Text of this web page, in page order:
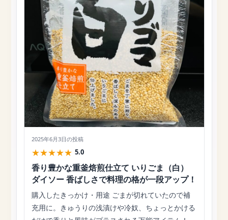
2025年6月3日の投稿
★★★★★ 5.0
香り豊かな重釜焙煎仕立て いりごま（白）
ダイソー 香ばしさで料理の格が一段アップ！
購入したきっかけ・用途 ごまが切れていたので補
充用に。きゅうりの浅漬けや冷奴、ちょっとかける